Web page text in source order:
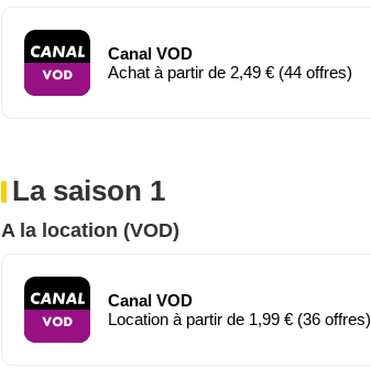
Canal VOD
Achat à partir de 2,49 € (44 offres)
La saison 1
A la location (VOD)
Canal VOD
Location à partir de 1,99 € (36 offres)